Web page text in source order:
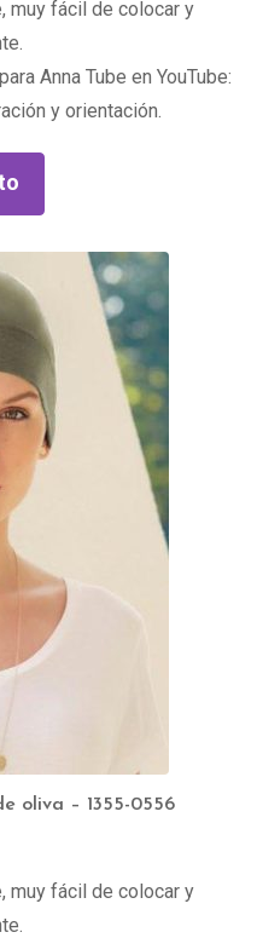
muy fácil de colocar y
Anna Tube en YouTube:
y orientación.
oliva – 1355-0556
muy fácil de colocar y